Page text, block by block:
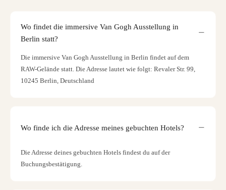
Wo findet die immersive Van Gogh Ausstellung in
Berlin statt?
Die immersive Van Gogh Ausstellung in Berlin findet auf dem
RAW-Gelände statt. Die Adresse lautet wie folgt: Revaler Str. 99,
10245 Berlin, Deutschland
Wo finde ich die Adresse meines gebuchten Hotels?
Die Adresse deines gebuchten Hotels findest du auf der
Buchungsbestätigung.